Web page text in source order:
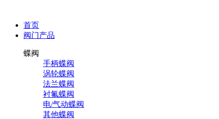
首页
阀门产品
蝶阀
手柄蝶阀
涡轮蝶阀
法兰蝶阀
衬氟蝶阀
电/气动蝶阀
其他蝶阀